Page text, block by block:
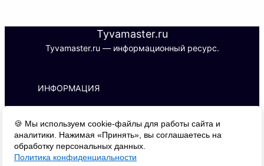
Tyvamaster.ru
Tyvamaster.ru — информационный ресурс.
🍪 Мы используем cookie-файлы для работы сайта и
аналитики. Нажимая «Принять», вы соглашаетесь на
обработку персональных данных.
Политика конфиденциальности
ИНФОРМАЦИЯ
ИНН 170101788427 | ОГРНИП
326170000016510
Адрес: 667000, г. Кызыл, ул. Буренская,